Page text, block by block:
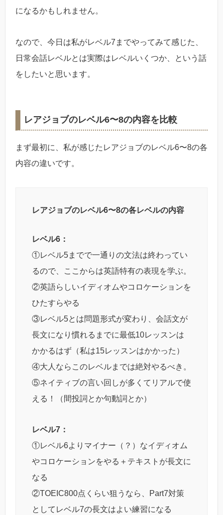
になるかもしれません。
なので、今日は私がレベル7までやってみて感じた、
日常会話レベルとは実際はレベルいくつか、という話
をしたいと思います。
レアジョブのレベル6〜8の内容を比較
まず最初に、私が感じたレアジョブのレベル6〜8の各
内容の違いです。
レアジョブのレベル6〜8の各レベルの内容
レベル6：
①レベル5までで一通りの文法は終わってい
るので、ここからは英語特有の表現を学ぶ。
②英語らしいイディオムやコロケーションを
ひたすらやる
③レベル5とは問題形式が変わり、会話文が
長文になり慣れるまでに最低10レッスンは
かかるはず（私は15レッスンはかかった）
④大人ならこのレベルまでは絶対やるべき。
⑤ネイティブの言い回しが多くてリアルで使
える！（間投詞とか句動詞とか）
レベル7：
①レベル6よりマイナー（？）なイディオム
やコロケーションをやる＋テキストが長文に
なる
②TOEIC800点くらい狙うなら、Part7対策
としてレベル7の長文はよい練習になる